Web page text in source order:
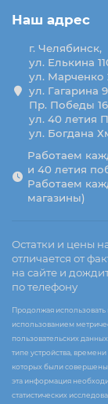
Наш адрес
г. Челябинск,
ул. Елькина
ул. Марченко
ул. Гагарина 9
Пр. Победы
ул. 40 летия
ул. Богдана
Работаем
и 40 летия
Работаем
магазины)
Остатки и цены
отличается от
на сайте и
по телефону
Продолжая использовать
использованием
пользовательских
типе устройства,
которых были совершены
эта информация
статистических